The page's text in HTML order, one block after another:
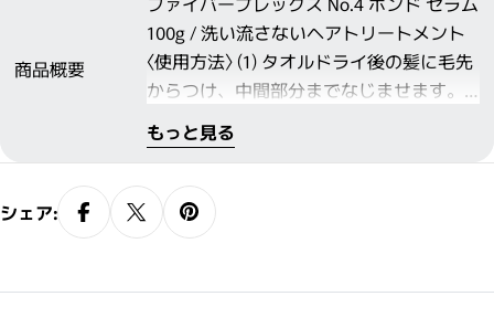
商品概要
100g / 洗い流さないヘアトリートメント
〈使用方法〉 (1) タオルドライ後の髪に毛先
からつけ、中間部分までなじませます。
(2) 目の粗いコームでコーミングします。
(3) 根元→中間→毛先の順番でドライヤー
ノロジー搭載のホームケア＞ ●ダメージに
よって切断された結合を再構築 ・ダメー
目。ボンディング成分（マグネシウム
もっと見る
シェア: